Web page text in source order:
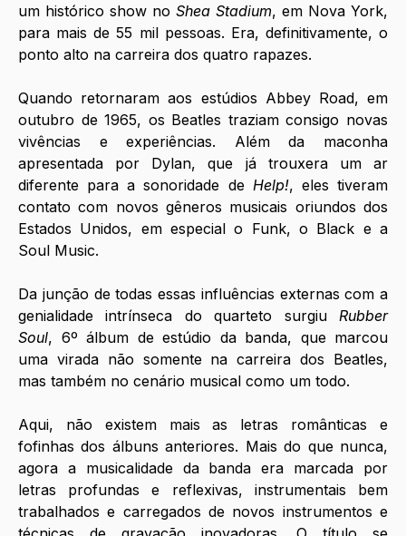
um histórico show no Shea Stadium, em Nova York,
para mais de 55 mil pessoas. Era, definitivamente, o
ponto alto na carreira dos quatro rapazes.
Quando retornaram aos estúdios Abbey Road, em
outubro de 1965, os Beatles traziam consigo novas
vivências e experiências. Além da maconha
apresentada por Dylan, que já trouxera um ar
diferente para a sonoridade de Help!, eles tiveram
contato com novos gêneros musicais oriundos dos
Estados Unidos, em especial o Funk, o Black e a
Soul Music.
Da junção de todas essas influências externas com a
genialidade intrínseca do quarteto surgiu Rubber
Soul, 6º álbum de estúdio da banda, que marcou
uma virada não somente na carreira dos Beatles,
mas também no cenário musical como um todo.
Aqui, não existem mais as letras românticas e
fofinhas dos álbuns anteriores. Mais do que nunca,
agora a musicalidade da banda era marcada por
letras profundas e reflexivas, instrumentais bem
trabalhados e carregados de novos instrumentos e